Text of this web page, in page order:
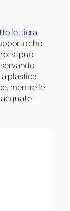
lettiera
che
si può
plastica
mentre le